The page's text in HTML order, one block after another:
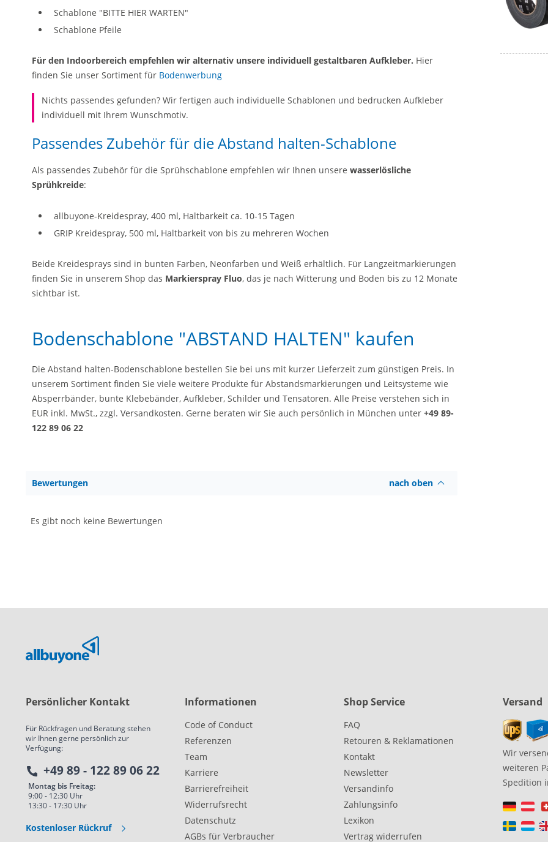
Schablone "BITTE HIER WARTEN"
Schablone Pfeile
Für den Indoorbereich empfehlen wir alternativ unsere individuell gestaltbaren Aufkleber. Hier
finden Sie unser Sortiment für Bodenwerbung
Nichts passendes gefunden? Wir fertigen auch individuelle Schablonen und bedrucken Aufkleber
individuell mit Ihrem Wunschmotiv.
Passendes Zubehör für die Abstand halten-Schablone
Als passendes Zubehör für die Sprühschablone empfehlen wir Ihnen unsere wasserlösliche
Sprühkreide:
allbuyone-Kreidespray, 400 ml, Haltbarkeit ca. 10-15 Tagen
GRIP Kreidespray, 500 ml, Haltbarkeit von bis zu mehreren Wochen
Beide Kreidesprays sind in bunten Farben, Neonfarben und Weiß erhältlich. Für Langzeitmarkierungen
finden Sie in unserem Shop das Markierspray Fluo, das je nach Witterung und Boden bis zu 12 Monate
sichtbar ist.
Bodenschablone "ABSTAND HALTEN" kaufen
Die Abstand halten-Bodenschablone bestellen Sie bei uns mit kurzer Lieferzeit zum günstigen Preis. In
unserem Sortiment finden Sie viele weitere Produkte für Abstandsmarkierungen und Leitsysteme wie
Absperrbänder, bunte Klebebänder, Aufkleber, Schilder und Tensatoren. Alle Preise verstehen sich in
EUR inkl. MwSt., zzgl. Versandkosten. Gerne beraten wir Sie auch persönlich in München unter +49 89-
122 89 06 22
Bewertungen nach oben
Es gibt noch keine Bewertungen
Persönlicher Kontakt
Für Rückfragen und Beratung stehen
wir Ihnen gerne persönlich zur
Verfügung:
+49 89 - 122 89 06 22
Montag bis Freitag:
9:00 - 12:30 Uhr
13:30 - 17:30 Uhr
Kostenloser Rückruf
Informationen
Code of Conduct
Referenzen
Team
Karriere
Barrierefreiheit
Widerrufsrecht
Datenschutz
AGBs für Verbraucher
Shop Service
FAQ
Retouren & Reklamationen
Kontakt
Newsletter
Versandinfo
Zahlungsinfo
Lexikon
Vertrag widerrufen
Versand
Wir
weiteren
Spedition